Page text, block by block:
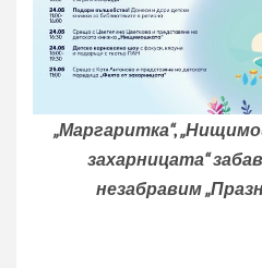
„Маргаритка“,
захарницата“
незабравим